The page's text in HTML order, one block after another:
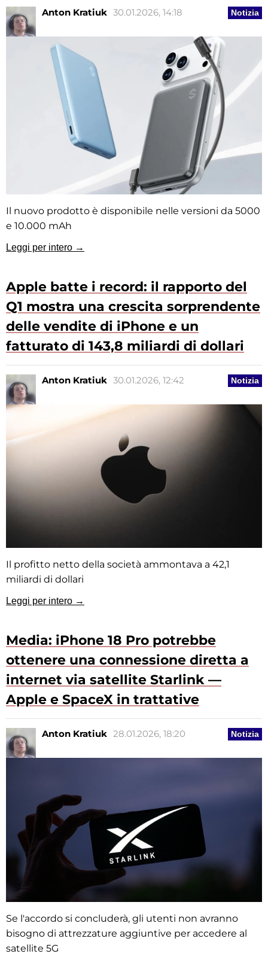
Notizia
Anton Kratiuk 30.01.2026, 14:18
Il nuovo prodotto è disponibile nelle versioni da 5000
e 10.000 mAh
Leggi per intero →
Apple batte i record: il rapporto del
Q1 mostra una crescita sorprendente
delle vendite di iPhone e un
fatturato di 143,8 miliardi di dollari
Notizia
Anton Kratiuk 30.01.2026, 12:42
Il profitto netto della società ammontava a 42,1
miliardi di dollari
Leggi per intero →
Media: iPhone 18 Pro potrebbe
ottenere una connessione diretta a
internet via satellite Starlink —
Apple e SpaceX in trattative
Notizia
Anton Kratiuk 28.01.2026, 18:20
Se l'accordo si concluderà, gli utenti non avranno
bisogno di attrezzature aggiuntive per accedere al
satellite 5G